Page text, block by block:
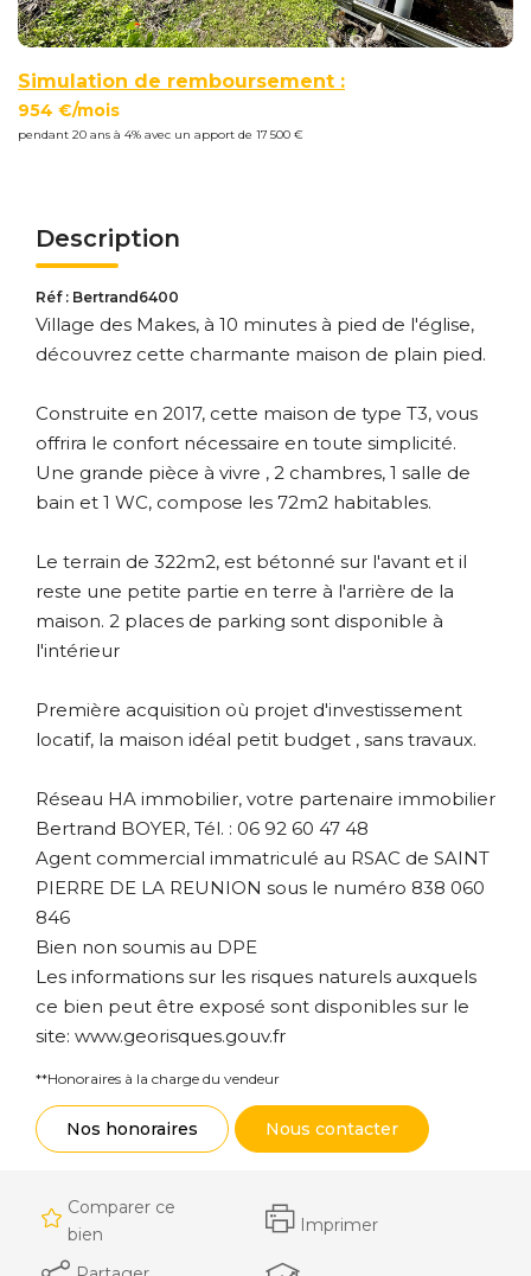
Bien
Simulation de remboursement :
954 €/mois
pendant 20 ans à 4% avec un apport de 17 500 €
Description
Réf : Bertrand6400
Village des Makes, à 10 minutes à pied de l'église,
découvrez cette charmante maison de plain pied.
Construite en 2017, cette maison de type T3, vous
offrira le confort nécessaire en toute simplicité.
Une grande pièce à vivre , 2 chambres, 1 salle de
bain et 1 WC, compose les 72m2 habitables.
Le terrain de 322m2, est bétonné sur l'avant et il
reste une petite partie en terre à l'arrière de la
maison. 2 places de parking sont disponible à
l'intérieur
Première acquisition où projet d'investissement
locatif, la maison idéal petit budget , sans travaux.
Réseau HA immobilier, votre partenaire immobilier
Bertrand BOYER, Tél. : 06 92 60 47 48
Agent commercial immatriculé au RSAC de SAINT
PIERRE DE LA REUNION sous le numéro 838 060
846
Bien non soumis au DPE
Les informations sur les risques naturels auxquels
ce bien peut être exposé sont disponibles sur le
site: www.georisques.gouv.fr
**Honoraires à la charge du vendeur
Nos honoraires Nous contacter
Comparer ce
bien
Imprimer